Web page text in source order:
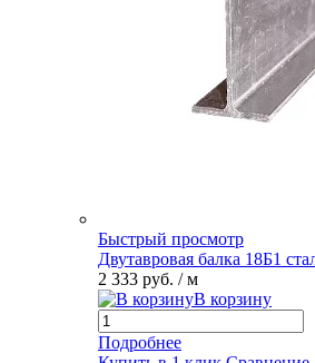
Быстрый просмотр
Двутавровая балка 18Б1
2 333 руб. / м
В корзину
Подробнее